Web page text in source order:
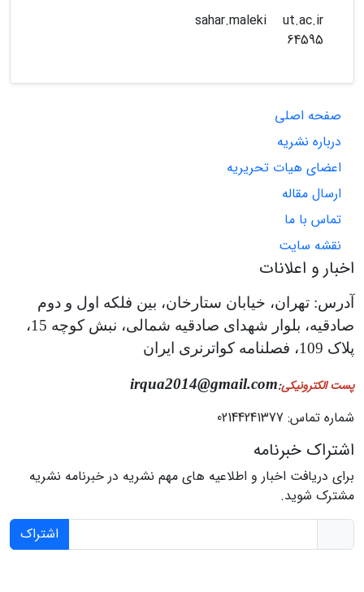
ut.ac.ir
صفحه اصلی
درباره نشریه
اعضای هیات تحریریه
ارسال مقاله
تماس با ما
نقشه سایت
اخبار و اعلانات
آدرس: تهران، خیابان ستارخان، بین فلکه اول و دوم
صادقیه، بلوار شهدای صادقیه شمالی، نبش کوچه 15،
پلاک 109، فصلنامه کواترنری ایران
پست الکترونیکی:
irqua2014@gmail.com
شماره تماس: 02144241377
اشتراک خبرنامه
برای دریافت اخبار و اطلاعیه های مهم نشریه در خبرنامه نشریه
مشترک شوید.
اشتراک